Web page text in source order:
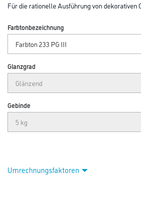
Für die rationelle Ausführung von dekorativen
Farbtonbezeichnung
Glanzgrad
Gebinde
Umrechnungsfaktoren